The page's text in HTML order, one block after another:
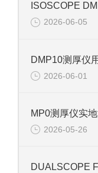
2026-06-05
2026-06-01
2026-05-26